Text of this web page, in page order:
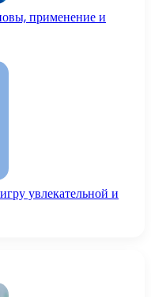
применение и
увлекательной и